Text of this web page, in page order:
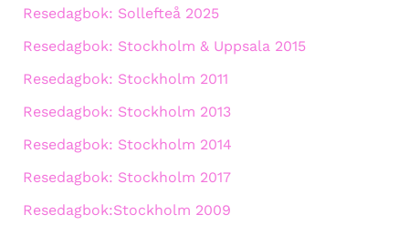
Resedagbok: Sollefteå 2025
Resedagbok: Stockholm & Uppsala 2015
Resedagbok: Stockholm 2011
Resedagbok: Stockholm 2013
Resedagbok: Stockholm 2014
Resedagbok: Stockholm 2017
Resedagbok:Stockholm 2009